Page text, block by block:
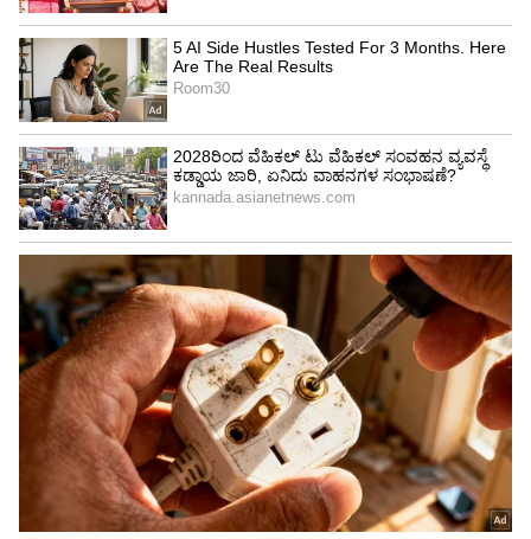
Image Credit :Others
ಚಿಕ್ಕಮಗಳೂರು (Chikmagalur)
ಚಿಕ್ಕಮಗಳೂರು (Chikmagalur)
ಬೆಂಗಳೂರಿಗೆ ಹತ್ತಿರವಿರುವ ಮತ್ತೊಂದು ಅದ್ಭುತ ತಾಣವಿದು.
ಕರ್ನಾಟಕದ ಅತ್ಯಂತ ಎತ್ತರದ ಶಿಖರವಾದ ಮುಳ್ಳಯ್ಯನಗಿರಿ
(1,930 ಮೀ) ಇಲ್ಲಿದೆ. ಇಲ್ಲಿನ ಮಂಜು ಮುಸುಕಿದ ಬೆಳಗ್ಗೆ ಮತ್ತು
ಕಾಫಿ ತೋಟಗಳು ಮನಸ್ಸಿಗೆ ಮುದ ನೀಡುತ್ತದೆ. ಇಲ್ಲಿನ
ತಾಪಮಾನ 14 ರಿಂದ 20°C ಇರುತ್ತದೆ. ಚಾರಣ ಮಾಡುವುದು,
ಹೆಬ್ಬೆ ಜಲಪಾತಕ್ಕೆ ಭೇಟಿ ನೀಡುವುದು, ಭದ್ರಾ ವನ್ಯಜೀವಿ
ಅಭಯಾರಣ್ಯಕ್ಕೆ ಪ್ರವಾಸ ಮತ್ತು ತೋಟದ ಹೋಂ ಸ್ಟೇಗಳಲ್ಲಿ